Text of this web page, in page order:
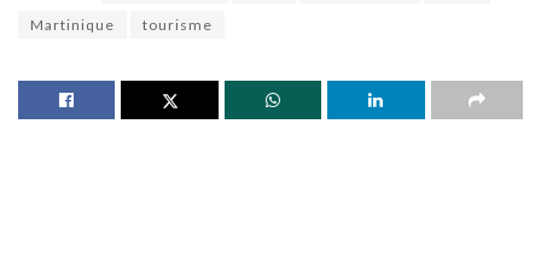
Martinique
tourisme